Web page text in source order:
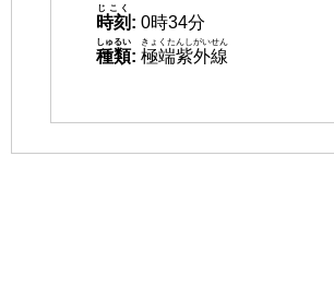
時刻
じこく
: 0時34分
種類
しゅるい
: 極端紫外線
きょくたんしがいせん